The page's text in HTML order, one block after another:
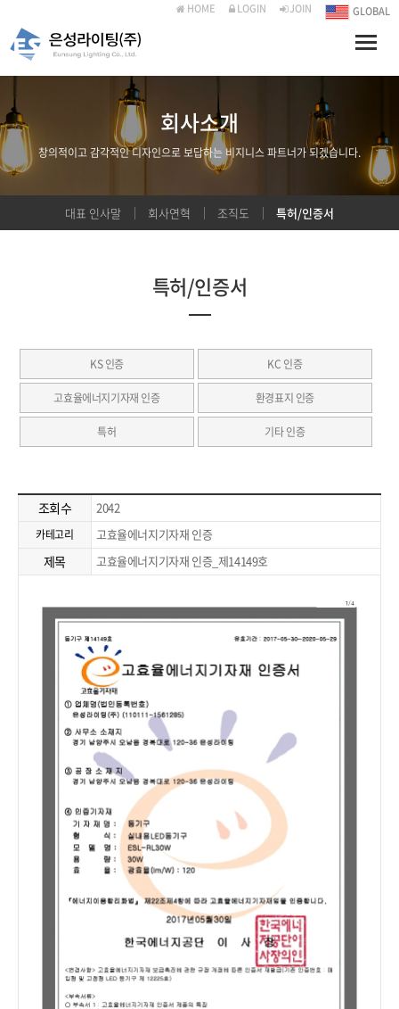
HOME LOGIN JOIN GLOBAL
Toggle
회사소개
창의적이고 감각적인 디자인으로 보답하는 비지니스 파트너가 되겠습니다.
대표 인사말 회사연혁 조직도 특허/인증서
특허/인증서
KS 인증 KC 인증
고효율에너지기자재 인증 환경표지 인증
특허 기타 인증
조회수 2042
카테고리 고효율에너지기자재 인증
제목 고효율에너지기자재 인증_제14149호